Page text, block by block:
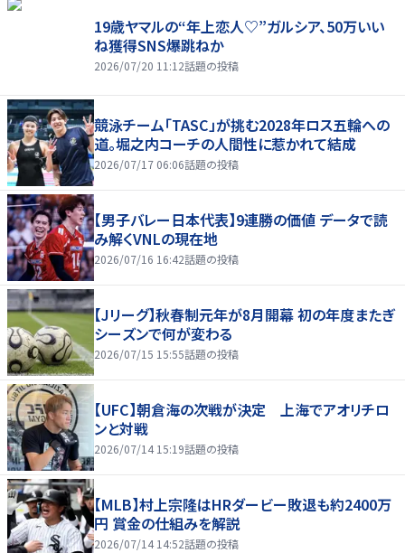
19歳ヤマルの“年上恋人♡”ガルシア、50万いい
ね獲得SNS爆跳ねか
2026/07/20 11:12話題の投稿
競泳チーム「TASC」が挑む2028年ロス五輪への
道。堀之内コーチの人間性に惹かれて結成
2026/07/17 06:06話題の投稿
【男子バレー日本代表】9連勝の価値 データで読
み解くVNLの現在地
2026/07/16 16:42話題の投稿
【Jリーグ】秋春制元年が8月開幕 初の年度またぎ
シーズンで何が変わる
2026/07/15 15:55話題の投稿
【UFC】朝倉海の次戦が決定 上海でアオリチロ
ンと対戦
2026/07/14 15:19話題の投稿
【MLB】村上宗隆はHRダービー敗退も約2400万
円 賞金の仕組みを解説
2026/07/14 14:52話題の投稿